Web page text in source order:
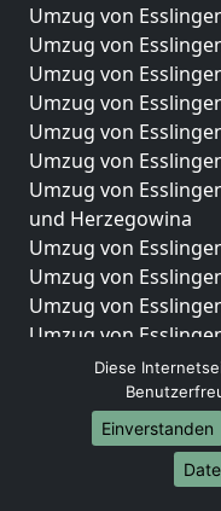
Umzug von
Umzug von
Umzug von
Umzug von
Umzug von
Umzug von
Umzug von
und Herzegowina
Umzug von
Umzug von
Umzug von
Umzug von
Umzug von
Umzug von
Umzug von
Umzug von
Umzug von
Diese
Einverstanden